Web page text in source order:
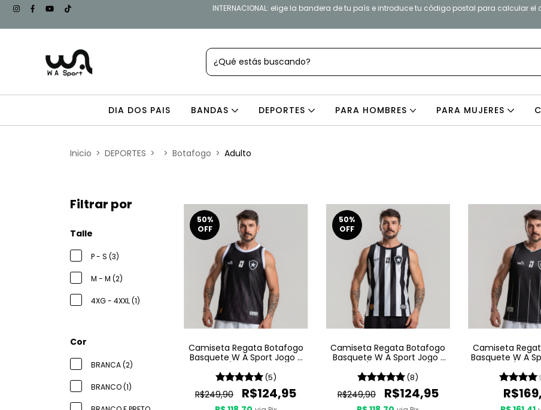
INTERNACIONAL: elige la bandera de tu país e introduce tu código postal para calcular el
DIA DOS PAIS BANDAS DEPORTES PARA HOMBRES PARA MUJERES
Inicio > DEPORTES > > Botafogo > Adulto
Filtrar por
Talle
P - S (3)
M - M (2)
4XG - 4XXL (1)
Cor
BRANCA (2)
BRANCO (1)
50%
OFF
Camiseta Regata Botafogo
Basquete W A Sport Jogo 3
(5)
R$249,90 R$124,95
50%
OFF
Camiseta Regata Botafogo
Basquete W A Sport Jogo 1
(8)
R$249,90 R$124,95
Camiseta
Basquete W A